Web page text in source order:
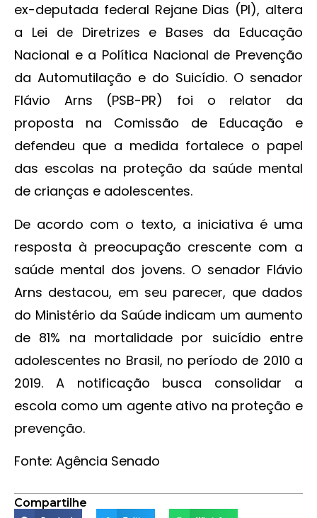
ex-deputada federal Rejane Dias (PI), altera
a Lei de Diretrizes e Bases da Educação
Nacional e a Política Nacional de Prevenção
da Automutilação e do Suicídio. O senador
Flávio Arns (PSB-PR) foi o relator da
proposta na Comissão de Educação e
defendeu que a medida fortalece o papel
das escolas na proteção da saúde mental
de crianças e adolescentes.
De acordo com o texto, a iniciativa é uma
resposta à preocupação crescente com a
saúde mental dos jovens. O senador Flávio
Arns destacou, em seu parecer, que dados
do Ministério da Saúde indicam um aumento
de 81% na mortalidade por suicídio entre
adolescentes no Brasil, no período de 2010 a
2019. A notificação busca consolidar a
escola como um agente ativo na proteção e
prevenção.
Fonte: Agência Senado
Compartilhe